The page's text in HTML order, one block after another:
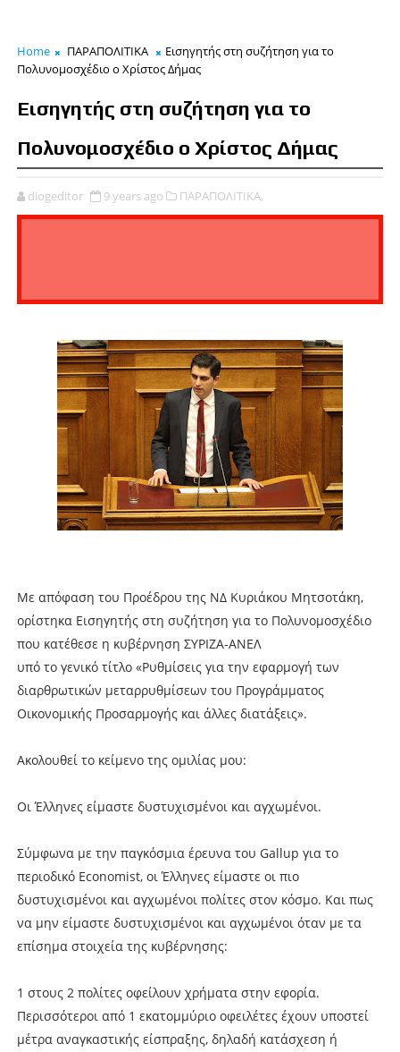
Home ΠΑΡΑΠΟΛΙΤΙΚΑ
Εισηγητής στη συζήτηση για το
Πολυνομοσχέδιο ο Χρίστος Δήμας
Εισηγητής στη συζήτηση για το
Πολυνομοσχέδιο ο Χρίστος Δήμας
diogeditor 9 years ago ΠΑΡΑΠΟΛΙΤΙΚΑ,
Με απόφαση του Προέδρου της ΝΔ Κυριάκου Μητσοτάκη,
ορίστηκα Εισηγητής στη συζήτηση για το Πολυνομοσχέδιο
που κατέθεσε η κυβέρνηση ΣΥΡΙΖΑ-ΑΝΕΛ
υπό το γενικό τίτλο «Ρυθμίσεις για την εφαρμογή των
διαρθρωτικών μεταρρυθμίσεων του Προγράμματος
Οικονομικής Προσαρμογής και άλλες διατάξεις».
Ακολουθεί το κείμενο της ομιλίας μου:
Οι Έλληνες είμαστε δυστυχισμένοι και αγχωμένοι.
Σύμφωνα με την παγκόσμια έρευνα του Gallup για το
περιοδικό Economist, οι Έλληνες είμαστε οι πιο
δυστυχισμένοι και αγχωμένοι πολίτες στον κόσμο. Και πως
να μην είμαστε δυστυχισμένοι και αγχωμένοι όταν με τα
επίσημα στοιχεία της κυβέρνησης:
1 στους 2 πολίτες οφείλουν χρήματα στην εφορία.
Περισσότεροι από 1 εκατομμύριο οφειλέτες έχουν υποστεί
μέτρα αναγκαστικής είσπραξης, δηλαδή κατάσχεση ή